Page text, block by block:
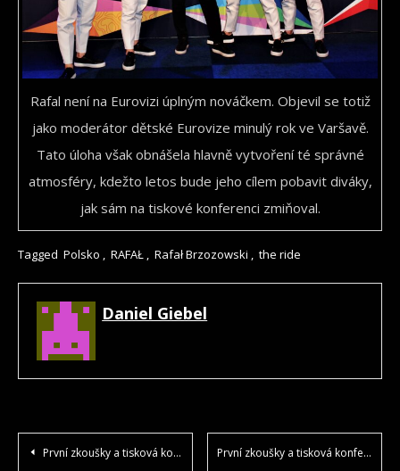
Rafal není na Eurovizi úplným nováčkem. Objevil se totiž
jako moderátor dětské Eurovize minulý rok ve Varšavě.
Tato úloha však obnášela hlavně vytvoření té správné
atmosféry, kdežto letos bude jeho cílem pobavit diváky,
jak sám na tiskové konferenci zmiňoval.
Tagged Polsko , RAFAŁ , Rafał Brzozowski , the ride
Daniel Giebel
NAVIGACE
První zkoušky a tisková konference Rakouska První zkoušky a tisková konference Moldavska